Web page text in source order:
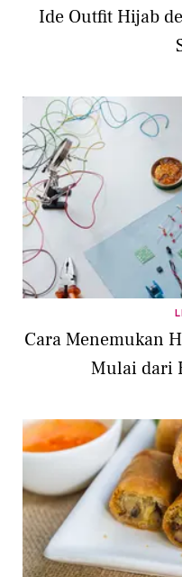
Ide Outfit Hijab
Cara Menemukan
Mulai dari